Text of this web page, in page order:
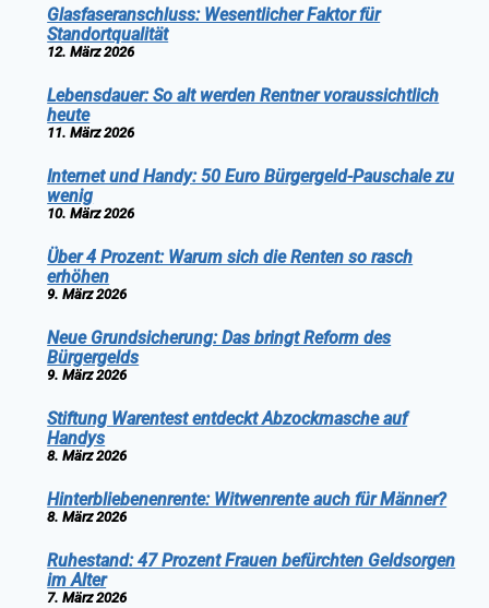
Glasfaseranschluss: Wesentlicher Faktor für
Standortqualität
12. März 2026
Lebensdauer: So alt werden Rentner voraussichtlich
heute
11. März 2026
Internet und Handy: 50 Euro Bürgergeld-Pauschale zu
wenig
10. März 2026
Über 4 Prozent: Warum sich die Renten so rasch
erhöhen
9. März 2026
Neue Grundsicherung: Das bringt Reform des
Bürgergelds
9. März 2026
Stiftung Warentest entdeckt Abzockmasche auf
Handys
8. März 2026
Hinterbliebenenrente: Witwenrente auch für Männer?
8. März 2026
Ruhestand: 47 Prozent Frauen befürchten Geldsorgen
im Alter
7. März 2026